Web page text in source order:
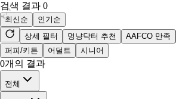
검색 결과 0
최신순
인기순
상세 필터
멍냥닥터 추천 AAFCO 만족
퍼피/키튼
어덜트 시니어
0개의 결과
전체